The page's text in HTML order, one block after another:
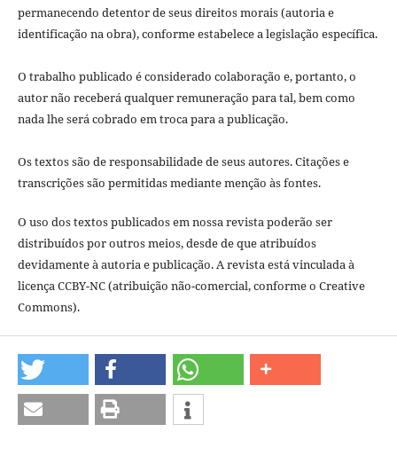
permanecendo detentor de seus direitos morais (autoria e
identificação na obra), conforme estabelece a legislação especí­fica.
O trabalho publicado é considerado colaboração e, portanto, o
autor não receberá qualquer remuneração para tal, bem como
nada lhe será cobrado em troca para a publicação.
Os textos são de responsabilidade de seus autores. Citações e
transcrições são permitidas mediante menção às fontes.
O uso dos textos publicados em nossa revista poderão ser
distribuídos por outros meios, desde de que atribuídos
devidamente à autoria e publicação. A revista está vinculada à
licença CCBY-NC (atribuição não-comercial, conforme o Creative
Commons).